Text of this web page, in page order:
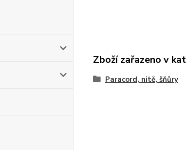
Zboží zařazeno v
Paracord, nitě, šňůry